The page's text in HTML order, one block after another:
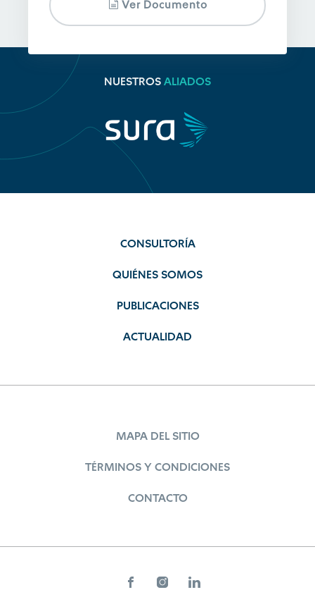
Ver Documento
NUESTROS ALIADOS
CONSULTORÍA
QUIÉNES SOMOS
PUBLICACIONES
ACTUALIDAD
MAPA DEL SITIO
TÉRMINOS Y CONDICIONES
CONTACTO